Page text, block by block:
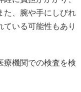
た、腕や手にしびれ
いる可能性もあり
療機関での検査を検